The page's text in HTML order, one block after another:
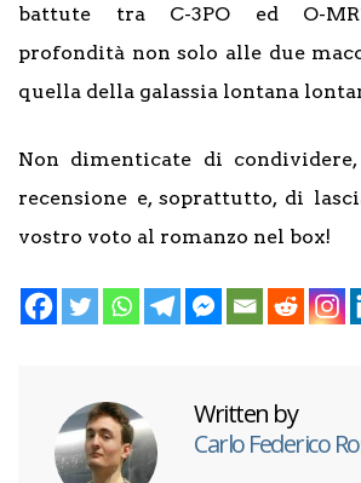
battute tra C-3PO ed O-
profondità non solo alle due
quella della galassia lontana
Non dimenticate di
recensione e, soprattutto, di
vostro voto al romanzo nel box!
Written by
Carlo Federico